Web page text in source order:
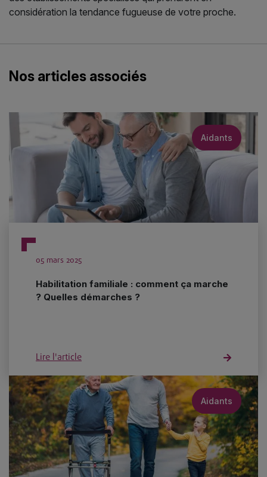
considération la tendance fugueuse de votre proche.
Nos articles associés
Aidants
05 mars 2025
Habilitation familiale : comment ça marche
? Quelles démarches ?
Lire l'article
Aidants